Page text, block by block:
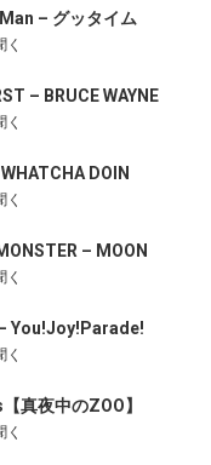
– グッタイム
く
– BRUCE WAYNE
く
DOIN
く
– MOON
く
You!Joy!Parade!
く
真夜中のZOO】
く